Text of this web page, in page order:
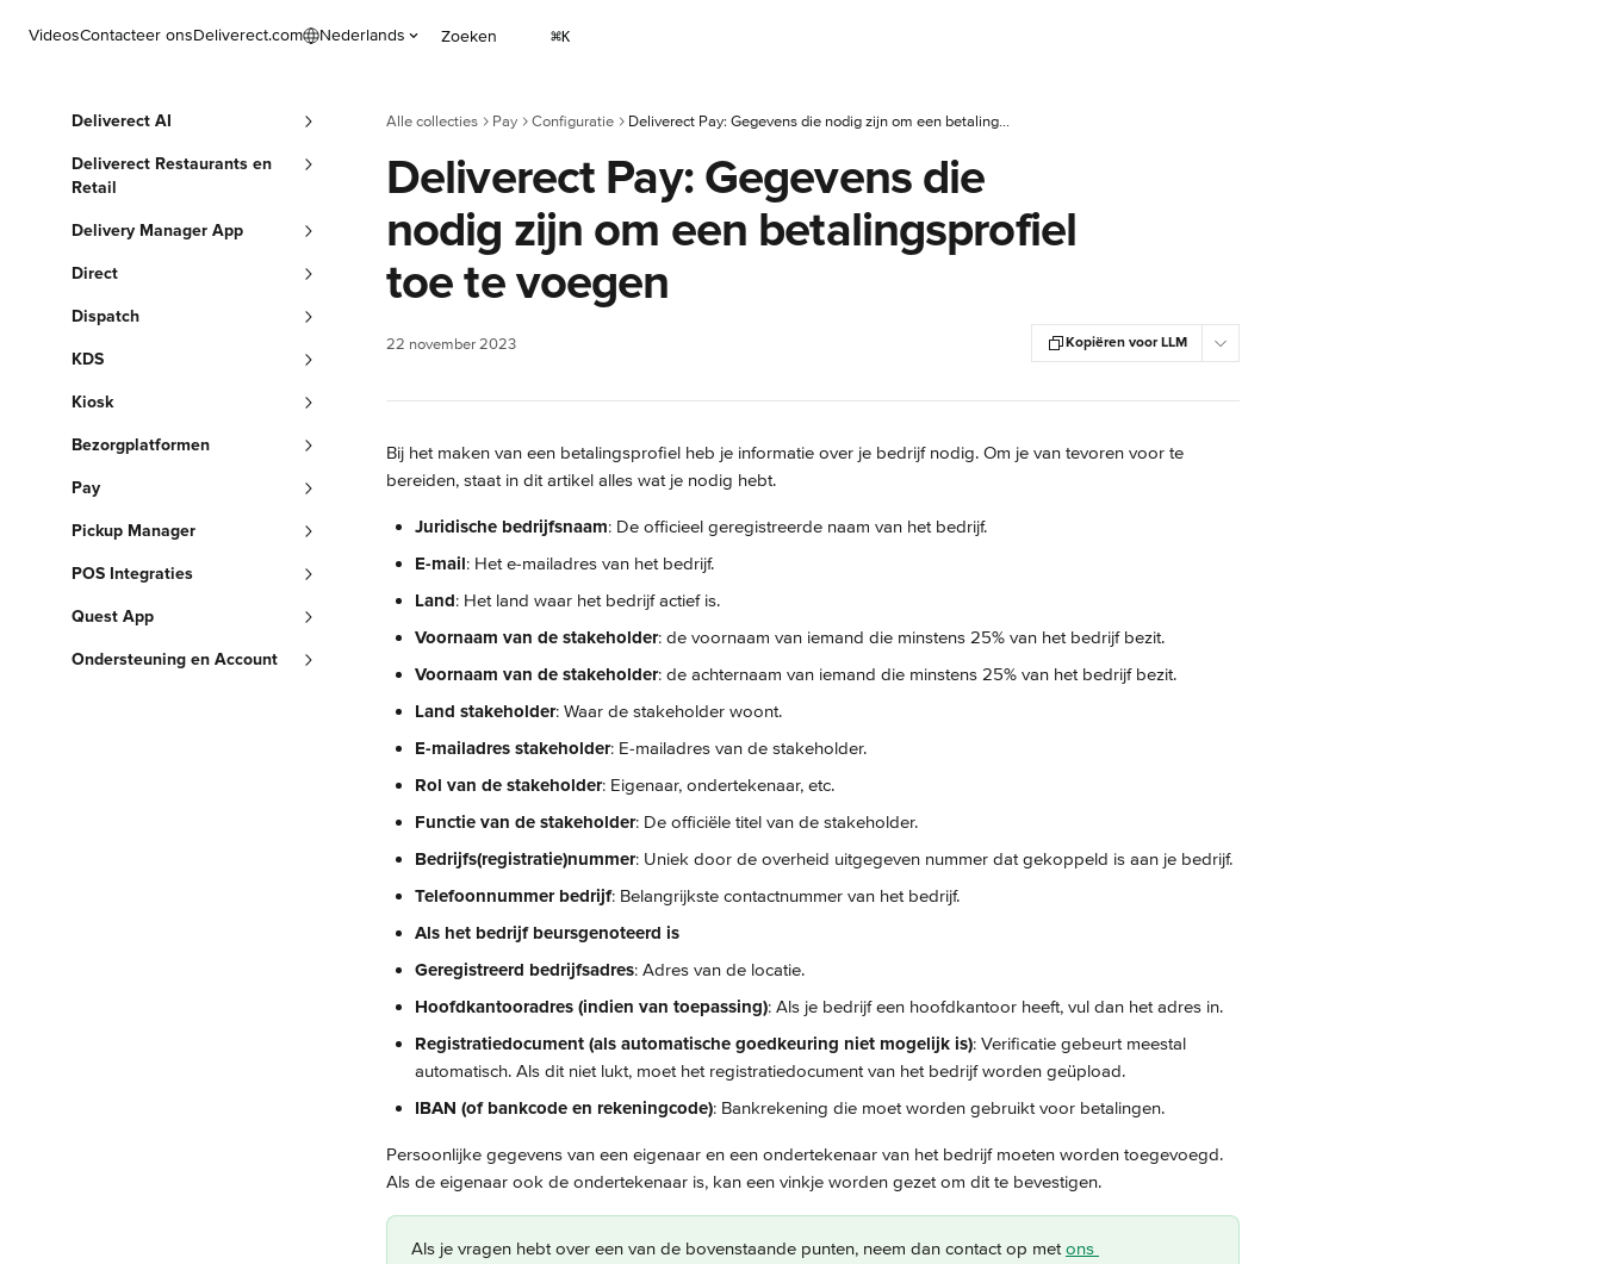
VideosContacteer onsDeliverect.com Nederlands Zoeken ⌘K
Deliverect AI
Deliverect Restaurants en
Retail
Delivery Manager App
Direct
Dispatch
KDS
Kiosk
Bezorgplatformen
Pay
Pickup Manager
POS Integraties
Quest App
Ondersteuning en Account
Alle collecties Pay Configuratie Deliverect Pay: Gegevens die nodig zijn om een betalingsprofiel toe te voegen
Deliverect Pay: Gegevens die
nodig zijn om een betalingsprofiel
toe te voegen
22 november 2023 Kopiëren voor LLM
Bij het maken van een betalingsprofiel heb je informatie over je bedrijf nodig. Om je van tevoren voor te
bereiden, staat in dit artikel alles wat je nodig hebt.
Juridische bedrijfsnaam: De officieel geregistreerde naam van het bedrijf.
E-mail: Het e-mailadres van het bedrijf.
Land: Het land waar het bedrijf actief is.
Voornaam van de stakeholder: de voornaam van iemand die minstens 25% van het bedrijf bezit.
Voornaam van de stakeholder: de achternaam van iemand die minstens 25% van het bedrijf bezit.
Land stakeholder: Waar de stakeholder woont.
E-mailadres stakeholder: E-mailadres van de stakeholder.
Rol van de stakeholder: Eigenaar, ondertekenaar, etc.
Functie van de stakeholder: De officiële titel van de stakeholder.
Bedrijfs(registratie)nummer: Uniek door de overheid uitgegeven nummer dat gekoppeld is aan je bedrijf.
Telefoonnummer bedrijf: Belangrijkste contactnummer van het bedrijf.
Als het bedrijf beursgenoteerd is
Geregistreerd bedrijfsadres: Adres van de locatie.
Hoofdkantooradres (indien van toepassing): Als je bedrijf een hoofdkantoor heeft, vul dan het adres in.
Registratiedocument (als automatische goedkeuring niet mogelijk is): Verificatie gebeurt meestal
automatisch. Als dit niet lukt, moet het registratiedocument van het bedrijf worden geüpload.
IBAN (of bankcode en rekeningcode): Bankrekening die moet worden gebruikt voor betalingen.
Persoonlijke gegevens van een eigenaar en een ondertekenaar van het bedrijf moeten worden toegevoegd.
Als de eigenaar ook de ondertekenaar is, kan een vinkje worden gezet om dit te bevestigen.
Als je vragen hebt over een van de bovenstaande punten, neem dan contact op met ons